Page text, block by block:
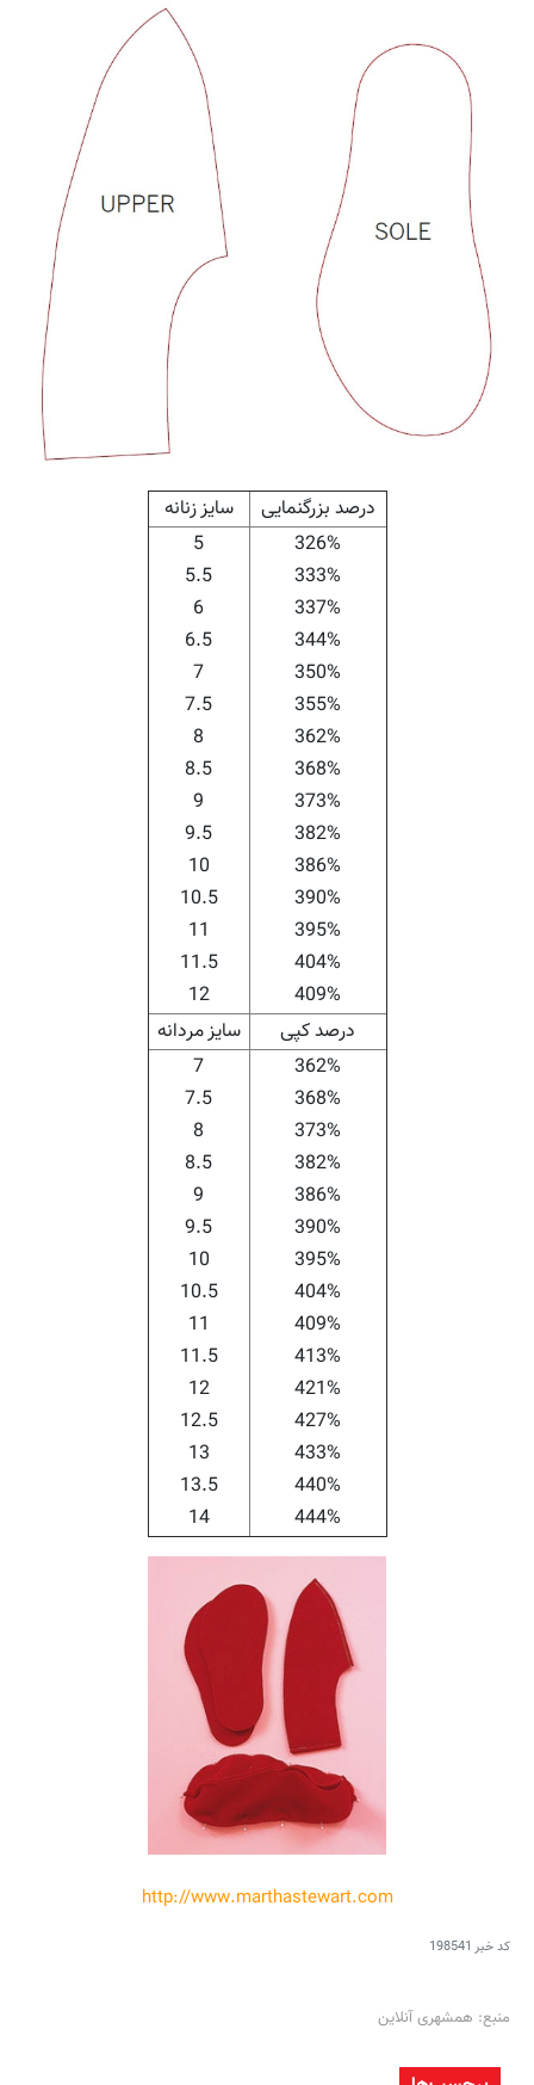
درصد بزرگنمایی
سایز زنانه
326%
333%
337%
344%
350%
355%
362%
368%
373%
382%
386%
390%
395%
404%
409%
5
5.5
6
6.5
7
7.5
8
8.5
9
9.5
10
10.5
11
11.5
12
درصد کپی
سایز مردانه
362%
368%
373%
382%
386%
390%
395%
404%
409%
413%
421%
427%
433%
440%
444%
7
7.5
8
8.5
9
9.5
10
10.5
11
11.5
12
12.5
13
13.5
14
http://www.marthastewart.com
کد خبر 198541
منبع: همشهری آنلاین